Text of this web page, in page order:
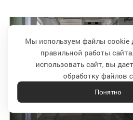
Мы используем файлы cookie
правильной работы
использовать сайт, вы
обработку файлов
Понятно